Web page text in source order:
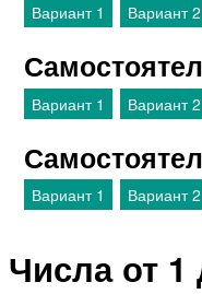
Вариант 1 Вариант 2
Вариант 1 Вариант 2
Вариант 1 Вариант 2
Числа от 1